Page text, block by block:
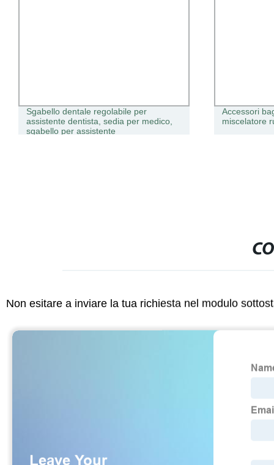
Sgabello dentale regolabile per
assistente dentista, sedia per medico,
sgabello per assistente
Accessori
miscelatore
Non esitare a inviare la tua richiesta nel modulo